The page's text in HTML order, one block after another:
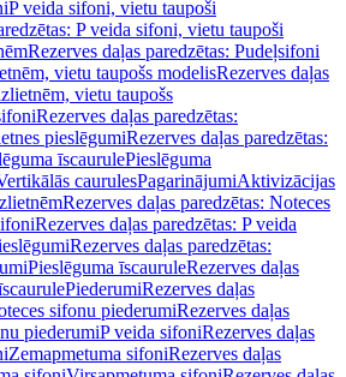
P veida sifoni, vietu taupoši
P veida sifoni, vietu taupoši
Rezerves daļas paredzētas: Pudeļsifoni
vietu taupošs modelisRezerves daļas
vietu taupošs
Rezerves daļas paredzētas:
pieslēgumiRezerves daļas paredzētas:
īscaurulePieslēguma
caurulesPagarinājumiAktivizācijas
Rezerves daļas paredzētas: Noteces
Rezerves daļas paredzētas: P veida
Rezerves daļas paredzētas:
Pieslēguma īscauruleRezerves daļas
PiederumiRezerves daļas
sifonu piederumiRezerves daļas
piederumiP veida sifoniRezerves daļas
Zemapmetuma sifoniRezerves daļas